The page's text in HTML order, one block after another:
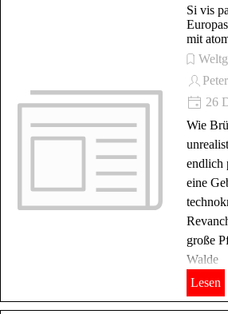
Si vis
mit
26
Wie
endlich
eine
große
Walde
Lesen